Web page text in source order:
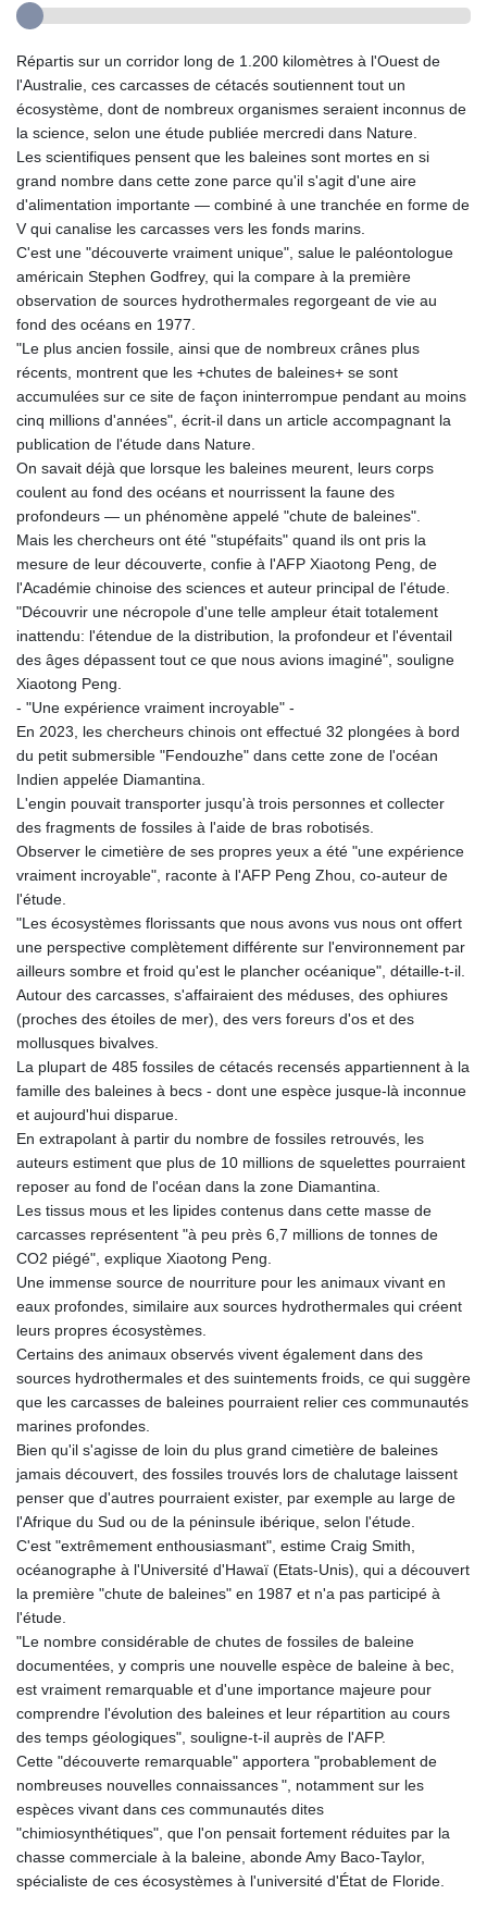
Répartis sur un corridor long de 1.200 kilomètres à l'Ouest de
l'Australie, ces carcasses de cétacés soutiennent tout un
écosystème, dont de nombreux organismes seraient inconnus de
la science, selon une étude publiée mercredi dans Nature.
Les scientifiques pensent que les baleines sont mortes en si
grand nombre dans cette zone parce qu'il s'agit d'une aire
d'alimentation importante — combiné à une tranchée en forme de
V qui canalise les carcasses vers les fonds marins.
C'est une "découverte vraiment unique", salue le paléontologue
américain Stephen Godfrey, qui la compare à la première
observation de sources hydrothermales regorgeant de vie au
fond des océans en 1977.
"Le plus ancien fossile, ainsi que de nombreux crânes plus
récents, montrent que les +chutes de baleines+ se sont
accumulées sur ce site de façon ininterrompue pendant au moins
cinq millions d'années", écrit-il dans un article accompagnant la
publication de l'étude dans Nature.
On savait déjà que lorsque les baleines meurent, leurs corps
coulent au fond des océans et nourrissent la faune des
profondeurs — un phénomène appelé "chute de baleines".
Mais les chercheurs ont été "stupéfaits" quand ils ont pris la
mesure de leur découverte, confie à l'AFP Xiaotong Peng, de
l'Académie chinoise des sciences et auteur principal de l'étude.
"Découvrir une nécropole d'une telle ampleur était totalement
inattendu: l'étendue de la distribution, la profondeur et l'éventail
des âges dépassent tout ce que nous avions imaginé", souligne
Xiaotong Peng.
- "Une expérience vraiment incroyable" -
En 2023, les chercheurs chinois ont effectué 32 plongées à bord
du petit submersible "Fendouzhe" dans cette zone de l'océan
Indien appelée Diamantina.
L'engin pouvait transporter jusqu'à trois personnes et collecter
des fragments de fossiles à l'aide de bras robotisés.
Observer le cimetière de ses propres yeux a été "une expérience
vraiment incroyable", raconte à l'AFP Peng Zhou, co-auteur de
l'étude.
"Les écosystèmes florissants que nous avons vus nous ont offert
une perspective complètement différente sur l'environnement par
ailleurs sombre et froid qu'est le plancher océanique", détaille-t-il.
Autour des carcasses, s'affairaient des méduses, des ophiures
(proches des étoiles de mer), des vers foreurs d'os et des
mollusques bivalves.
La plupart de 485 fossiles de cétacés recensés appartiennent à la
famille des baleines à becs - dont une espèce jusque-là inconnue
et aujourd'hui disparue.
En extrapolant à partir du nombre de fossiles retrouvés, les
auteurs estiment que plus de 10 millions de squelettes pourraient
reposer au fond de l'océan dans la zone Diamantina.
Les tissus mous et les lipides contenus dans cette masse de
carcasses représentent "à peu près 6,7 millions de tonnes de
CO2 piégé", explique Xiaotong Peng.
Une immense source de nourriture pour les animaux vivant en
eaux profondes, similaire aux sources hydrothermales qui créent
leurs propres écosystèmes.
Certains des animaux observés vivent également dans des
sources hydrothermales et des suintements froids, ce qui suggère
que les carcasses de baleines pourraient relier ces communautés
marines profondes.
Bien qu'il s'agisse de loin du plus grand cimetière de baleines
jamais découvert, des fossiles trouvés lors de chalutage laissent
penser que d'autres pourraient exister, par exemple au large de
l'Afrique du Sud ou de la péninsule ibérique, selon l'étude.
C'est "extrêmement enthousiasmant", estime Craig Smith,
océanographe à l'Université d'Hawaï (Etats-Unis), qui a découvert
la première "chute de baleines" en 1987 et n'a pas participé à
l'étude.
"Le nombre considérable de chutes de fossiles de baleine
documentées, y compris une nouvelle espèce de baleine à bec,
est vraiment remarquable et d'une importance majeure pour
comprendre l'évolution des baleines et leur répartition au cours
des temps géologiques", souligne-t-il auprès de l'AFP.
Cette "découverte remarquable" apportera "probablement de
nombreuses nouvelles connaissances ", notamment sur les
espèces vivant dans ces communautés dites
"chimiosynthétiques", que l'on pensait fortement réduites par la
chasse commerciale à la baleine, abonde Amy Baco-Taylor,
spécialiste de ces écosystèmes à l'université d'État de Floride.